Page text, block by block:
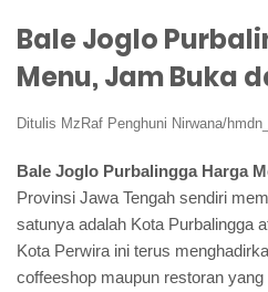
Bale Joglo
Menu, Jam Buka
Ditulis MzRaf Penghuni Nirwana/
Bale Joglo Purbalingga Harga
Provinsi Jawa Tengah sendiri
satunya adalah Kota Purbalingga
Kota Perwira ini terus
coffeeshop maupun restoran